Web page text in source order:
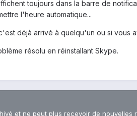
toujours dans la barre de
l'heure automatique...
déjà arrivé à quelqu'un ou si vous
résolu en réinstallant Skype.
et ne peut plus recevoir de nouvelles